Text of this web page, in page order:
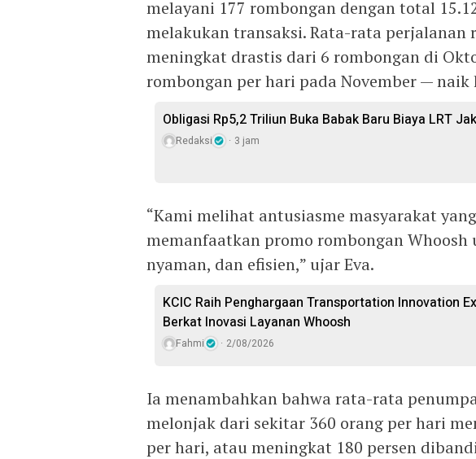
melayani 177 rombongan dengan total
melakukan transaksi. Rata-rata perjalanan
meningkat drastis dari 6 rombongan di
rombongan per hari pada November — naik
Obligasi Rp5,2 Triliun Buka Babak Baru Biaya LRT
Redaksi 3 jam
“Kami melihat antusiasme masyarakat
memanfaatkan promo rombongan
nyaman, dan efisien,” ujar Eva.
KCIC Raih Penghargaan Transportation Innovation
Berkat Inovasi Layanan Whoosh
Fahmi 2/08/2026
Ia menambahkan bahwa rata-rata
melonjak dari sekitar 360 orang per hari
per hari, atau meningkat 180 persen